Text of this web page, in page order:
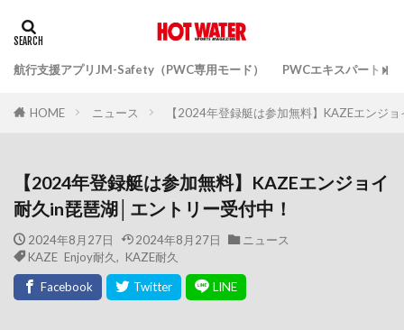
航行支援アプリJM-Safety（PWC専用モード） PWCエキスパートガ
HOME ニュース 【2024年登録艇は参加無料】KAZEエンジ
【2024年登録艇は参加無料】KAZEエンジョイ
耐久in琵琶湖│エントリー受付中！
2024年8月27日 2024年8月27日
ニュース
KAZE Enjoy耐久
KAZE耐久